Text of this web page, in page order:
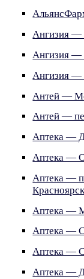
Ангизия —
Ангизия —
Ангизия —
Антей —
Антей —
Аптека —
Аптека —
Аптека —
Аптека —
Аптека —
Аптека —
Аптека —